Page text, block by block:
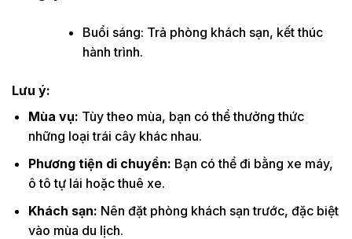
Buổi sáng: Trả phòng khách sạn, kết thúc
hành trình.
Lưu ý:
Mùa vụ: Tùy theo mùa, bạn có thể thưởng thức
những loại trái cây khác nhau.
Phương tiện di chuyển: Bạn có thể đi bằng xe máy,
ô tô tự lái hoặc thuê xe.
Khách sạn: Nên đặt phòng khách sạn trước, đặc biệt
vào mùa du lịch.